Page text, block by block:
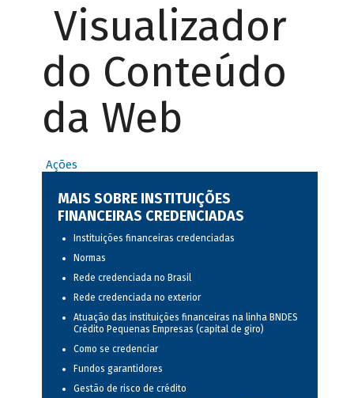
Visualizador
do Conteúdo
da Web
Ações
MAIS SOBRE INSTITUIÇÕES
FINANCEIRAS CREDENCIADAS
Instituições financeiras credenciadas
Normas
Rede credenciada no Brasil
Rede credenciada no exterior
Atuação das instituições financeiras na linha BNDES
Crédito Pequenas Empresas (capital de giro)
Como se credenciar
Fundos garantidores
Gestão de risco de crédito